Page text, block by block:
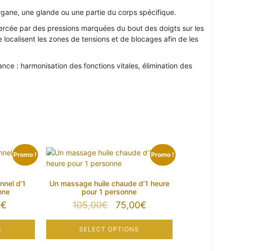
une glande ou une partie du corps spécifique.
par des pressions marquées du bout des doigts sur les
les zones de tensions et de blocages afin de les
: harmonisation des fonctions vitales, élimination des
Promo !
d’1
€
est :
Promo !
Un massage huile chaude d’1 heure
pour 1 personne
105,00€
Le
initial
était :
75,00€Le
est :
SELECT OPTIONS